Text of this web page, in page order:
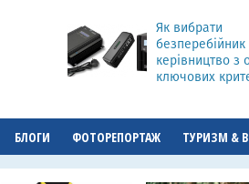
Як вибрати
безперебійник
керівництво з
ключових
БЛОГИ ФОТОРЕПОРТАЖ ТУРИЗМ &